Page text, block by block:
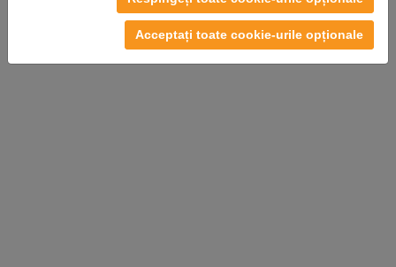
Acceptați toate cookie-urile opționale